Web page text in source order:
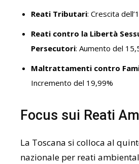
Reati Tributari: Crescita
Reati contro la Libertà
Persecutori: Aumento del
Maltrattamenti contro
Incremento del 19,99%
Focus sui Reati
La Toscana si colloca al
nazionale per reati